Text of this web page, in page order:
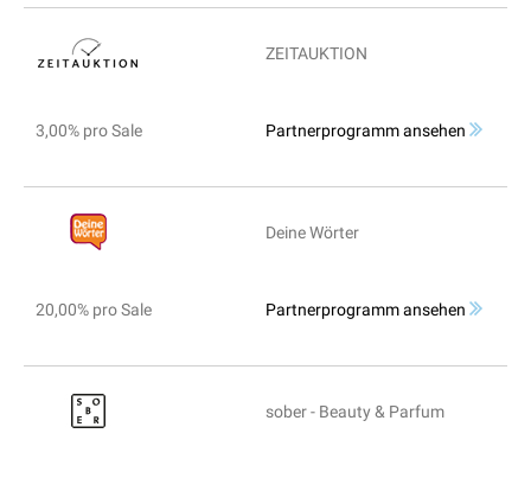
ZEITAUKTION
3,00% pro Sale Partnerprogramm ansehen
Deine Wörter
20,00% pro Sale Partnerprogramm ansehen
sober - Beauty & Parfum